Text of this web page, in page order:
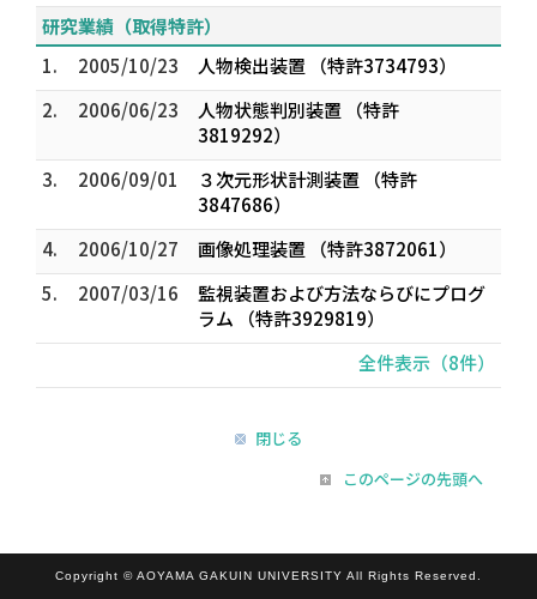
研究業績（取得特許）
1.
2005/10/23
人物検出装置 （特許3734793）
2.
2006/06/23
人物状態判別装置 （特許
3819292）
3.
2006/09/01
３次元形状計測装置 （特許
3847686）
4.
2006/10/27
画像処理装置 （特許3872061）
5.
2007/03/16
監視装置および方法ならびにプログ
ラム （特許3929819）
全件表示（8件）
閉じる
このページの先頭へ
Copyright © AOYAMA GAKUIN UNIVERSITY All Rights Reserved.